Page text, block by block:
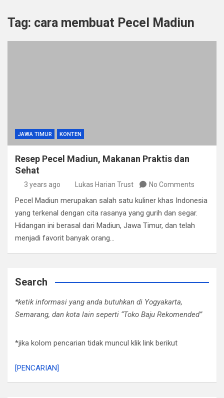
Tag: cara membuat Pecel Madiun
JAWA TIMUR KONTEN
Resep Pecel Madiun, Makanan Praktis dan
Sehat
3 years ago Lukas Harian Trust No Comments
Pecel Madiun merupakan salah satu kuliner khas Indonesia
yang terkenal dengan cita rasanya yang gurih dan segar.
Hidangan ini berasal dari Madiun, Jawa Timur, dan telah
menjadi favorit banyak orang…
Search
*ketik informasi yang anda butuhkan di Yogyakarta,
Semarang, dan kota lain seperti “Toko Baju Rekomended”
*jika kolom pencarian tidak muncul klik link berikut
[PENCARIAN]